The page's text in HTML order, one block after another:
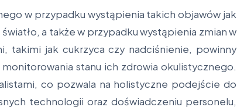
w przypadku wystąpienia takich objawów jak
a także w przypadku wystąpienia zmian w
takimi jak cukrzyca czy nadciśnienie, powinny
stanu ich zdrowia okulistycznego.
co pozwala na holistyczne podejście do
technologii oraz doświadczeniu personelu,